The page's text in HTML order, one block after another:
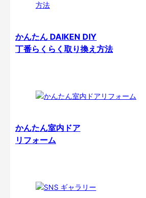
かんたん DAIKEN DIY
丁番らくらく取り換え方法
かんたん室内ドア
リフォーム